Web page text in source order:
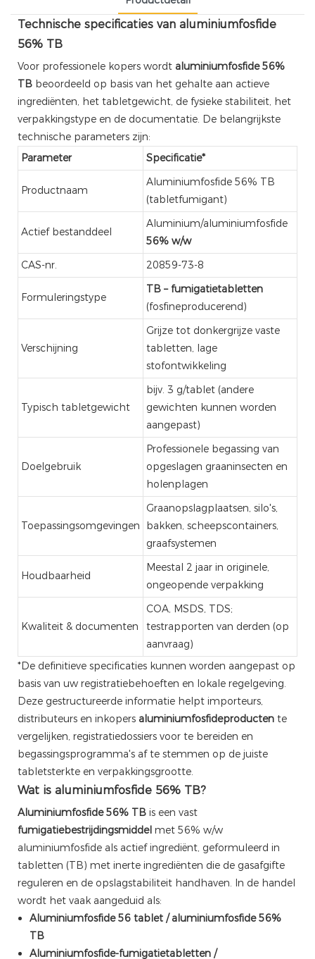
Technische specificaties van aluminiumfosfide
56% TB
Voor professionele kopers wordt aluminiumfosfide 56%
TB beoordeeld op basis van het gehalte aan actieve
ingrediënten, het tabletgewicht, de fysieke stabiliteit, het
verpakkingstype en de documentatie. De belangrijkste
technische parameters zijn:
Parameter
Specificatie*
Productnaam
Aluminiumfosfide 56% TB
(tabletfumigant)
Actief bestanddeel
Aluminium/aluminiumfosfide
56% w/w
CAS-nr.
20859-73-8
Formuleringstype
TB – fumigatietabletten
(fosfineproducerend)
Verschijning
Grijze tot donkergrijze vaste
tabletten, lage
stofontwikkeling
Typisch tabletgewicht
bijv. 3 g/tablet (andere
gewichten kunnen worden
aangepast)
Doelgebruik
Professionele begassing van
opgeslagen graaninsecten en
holenplagen
Toepassingsomgevingen
Graanopslagplaatsen, silo's,
bakken, scheepscontainers,
graafsystemen
Houdbaarheid
Meestal 2 jaar in originele,
ongeopende verpakking
Kwaliteit & documenten
COA, MSDS, TDS;
testrapporten van derden (op
aanvraag)
*De definitieve specificaties kunnen worden aangepast op
basis van uw registratiebehoeften en lokale regelgeving.
Deze gestructureerde informatie helpt importeurs,
distributeurs en inkopers aluminiumfosfideproducten te
vergelijken, registratiedossiers voor te bereiden en
begassingsprogramma's af te stemmen op de juiste
tabletsterkte en verpakkingsgrootte.
Wat is aluminiumfosfide 56% TB?
Aluminiumfosfide 56% TB is een vast
fumigatiebestrijdingsmiddel met 56% w/w
aluminiumfosfide als actief ingrediënt, geformuleerd in
tabletten (TB) met inerte ingrediënten die de gasafgifte
reguleren en de opslagstabiliteit handhaven. In de handel
wordt het vaak aangeduid als:
Aluminiumfosfide 56 tablet / aluminiumfosfide 56%
TB
Aluminiumfosfide-fumigatietabletten /